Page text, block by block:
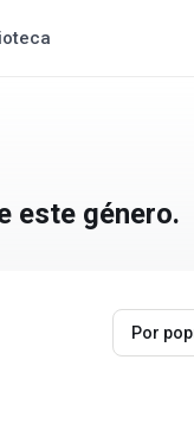
este género.
Por